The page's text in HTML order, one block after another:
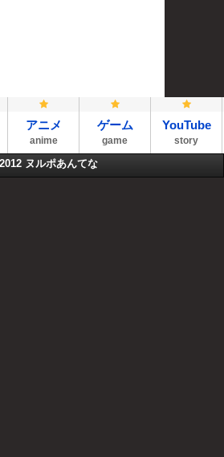
アニメ
anime
ゲーム
game
YouTube
story
ヌルポあんてな